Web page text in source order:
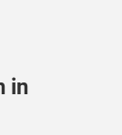
in